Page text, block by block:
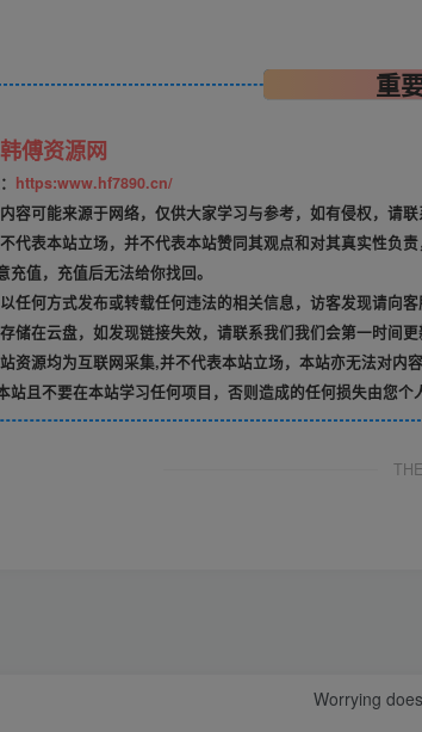
重
韩傅资源网
https:www.hf7890.cn/
容可能来源于网络，仅供大家学习与参考，如有侵权，请
代表本站立场，并不代表本站赞同其观点和对其真实性负
充值，充值后无法给你找回。
任何方式发布或转载任何违法的相关信息，访客发现请向客
储在云盘，如发现链接失效，请联系我们我们会第一时间更
资源均为互联网采集,并不代表本站立场，本站亦无法对
站且不要在本站学习任何项目，否则造成的任何损失由您个
Worrying